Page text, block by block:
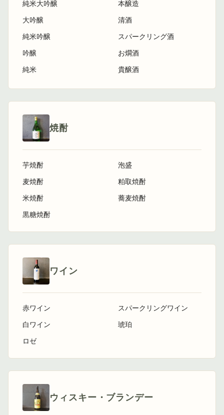
純米大吟醸
大吟醸
純米吟醸
吟醸
純米
本醸造
清酒
スパークリング酒
お燗酒
貴醸酒
焼酎
芋焼酎
麦焼酎
米焼酎
黒糖焼酎
泡盛
粕取焼酎
蕎麦焼酎
ワイン
赤ワイン
白ワイン
ロゼ
スパークリングワイン
琥珀
ウィスキー・ブランデー